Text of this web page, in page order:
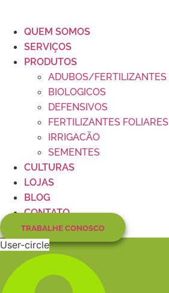
QUEM SOMOS
SERVIÇOS
PRODUTOS
ADUBOS/FERTILIZANTES
BIOLOGICOS
DEFENSIVOS
FERTILIZANTES FOLIARES
IRRIGACÃO
SEMENTES
CULTURAS
LOJAS
BLOG
CONTATO
TRABALHE CONOSCO
User-circle